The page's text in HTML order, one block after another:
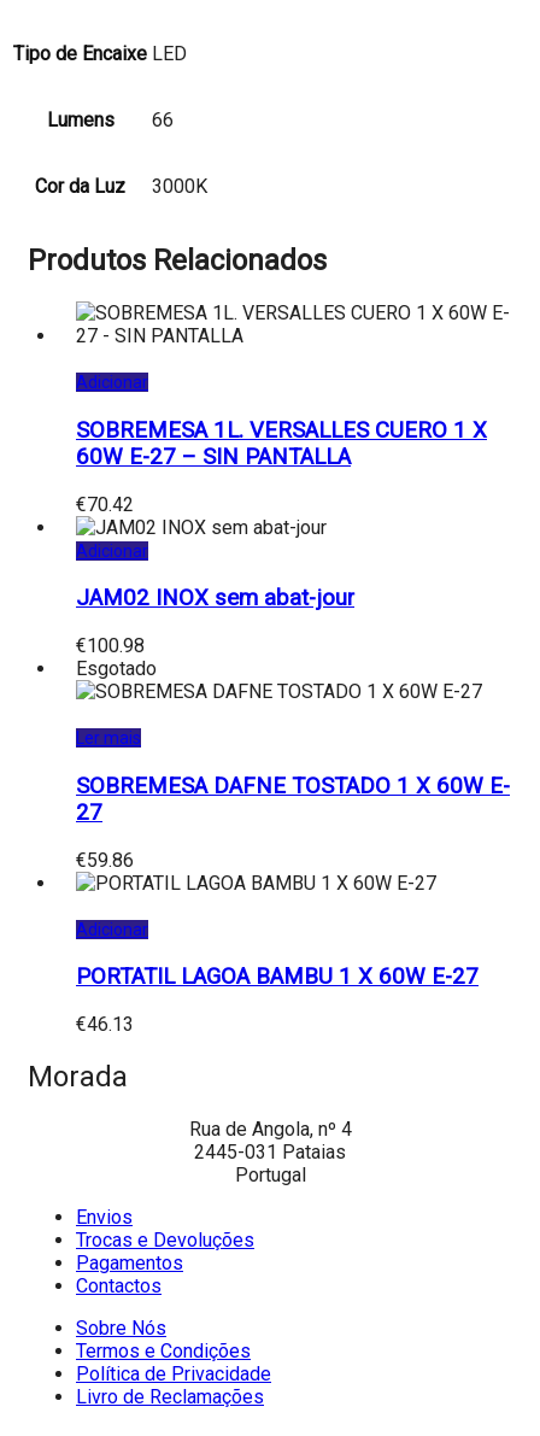
Tipo de Encaixe LED
Lumens 66
Cor da Luz 3000K
Produtos Relacionados
Adicionar
SOBREMESA 1L. VERSALLES CUERO 1 X
60W E-27 – SIN PANTALLA
€70.42
Adicionar
JAM02 INOX sem abat-jour
€100.98
Esgotado
Ler mais
SOBREMESA DAFNE TOSTADO 1 X 60W E-
27
€59.86
Adicionar
PORTATIL LAGOA BAMBU 1 X 60W E-27
€46.13
Morada
Rua de Angola, nº 4
2445-031 Pataias
Portugal
Envios
Trocas e Devoluções
Pagamentos
Contactos
Sobre Nós
Termos e Condições
Política de Privacidade
Livro de Reclamações